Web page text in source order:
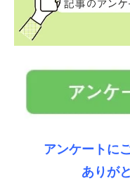
アンケートに
ありが